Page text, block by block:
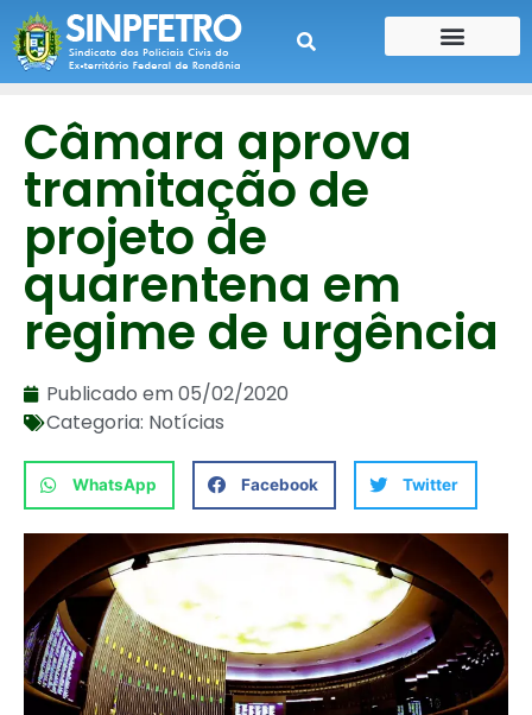
Câmara aprova
tramitação de
projeto de
quarentena em
regime de urgência
Publicado em05/02/2020
Categoria: Notícias
WhatsApp Facebook Twitter